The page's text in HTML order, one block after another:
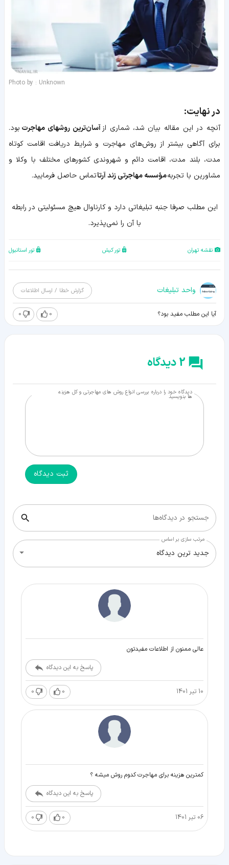
Photo by : Unknown
در نهایت:
آنچه در این مقاله بیان شد، شماری ازآسان‌ترین روشهای مهاجرت بود.
برای آگاهی بیشتر از روش‌های مهاجرت و شرایط دریافت اقامت کوتاه
مدت، بلند مدت، اقامت دائم و شهروندی کشورهای مختلف با وکلا و
مشاورین با تجربهمؤسسه مهاجرتی زند آرتاتماس حاصل فرمایید.
اين مطلب صرفا جنبه تبليغاتي دارد و کارناوال هيچ مسئوليتي در رابطه
با آن را نمي‌پذيرد.
نقشه تهران تور کیش تور استانبول
واحد تبلیغات گزارش خطا / ارسال اطلاعات
آیا این مطلب مفید بود؟ 0
0
2 دیدگاه
دیدگاه خود را درباره بررسی انواع روش های مهاجرتی و کل هزینه
ها بنویسید
ثبت دیدگاه
جستجو در دیدگاه‌ها
مرتب سازی بر اساس
جدید ترین دیدگاه
عالی ممنون از اطلاعات مفیدتون
پاسخ به این دیدگاه
10 تیر 1401 0
0
کمترین هزینه برای مهاجرت کدوم روش میشه ؟
پاسخ به این دیدگاه
06 تیر 1401 0
0